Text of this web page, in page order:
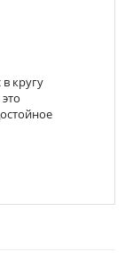
кругу